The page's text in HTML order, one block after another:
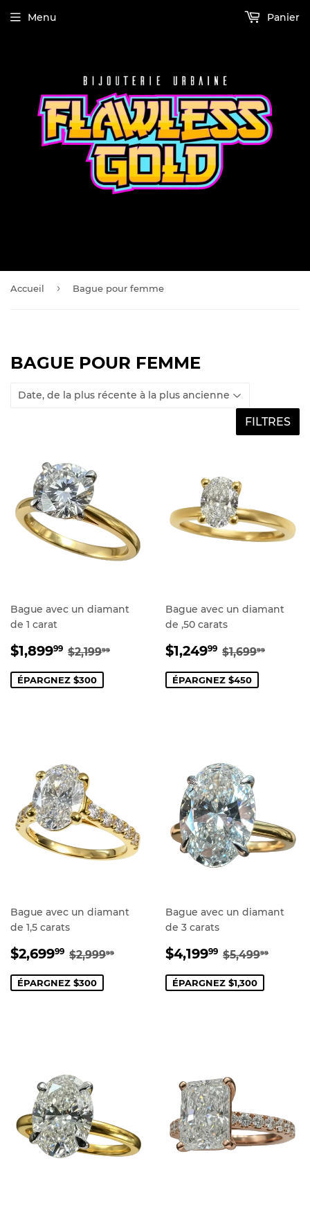
Menu Panier
Accueil › Bague pour femme
BAGUE POUR FEMME
FILTRES
Bague avec un diamant
de 1 carat
PRIX
$1,89999 $1,899.99
PRIX RÉGULIER
$2,19999 $2,199.99
ÉPARGNEZ $300
Bague avec un diamant
de ,50 carats
PRIX
$1,24999 $1,249.99
PRIX
$1,69999
ÉPARGNEZ $450
Bague avec un diamant
de 1,5 carats
PRIX
$2,69999 $2,699.99
PRIX RÉGULIER
$2,99999 $2,999.99
ÉPARGNEZ $300
Bague avec un diamant
de 3 carats
PRIX
$4,19999 $4,199.99
PRIX
$5,49999
ÉPARGNEZ $1,300